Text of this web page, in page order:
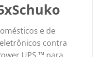
e de
contra